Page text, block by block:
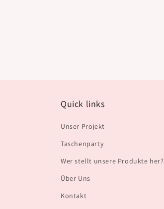
Quick links
Unser Projekt
Taschenparty
Wer stellt unsere Produkte her?
Über Uns
Kontakt